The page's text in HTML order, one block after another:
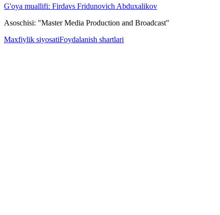
G'oya muallifi: Firdavs Fridunovich Abduxalikov
Asoschisi: "Master Media Production and Broadcast"
Maxfiylik siyosatiFoydalanish shartlari